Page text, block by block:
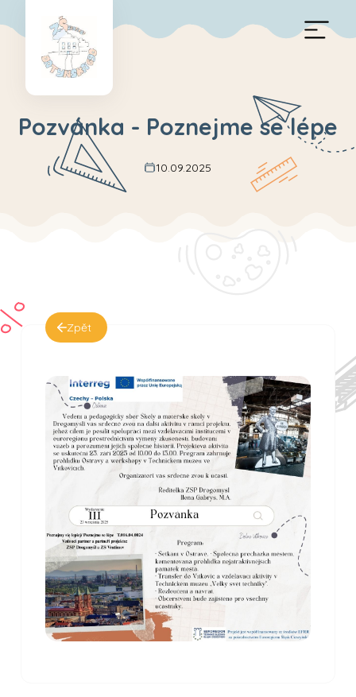
Pozvánka - Poznejme se lépe
10.09.2025
Zpět